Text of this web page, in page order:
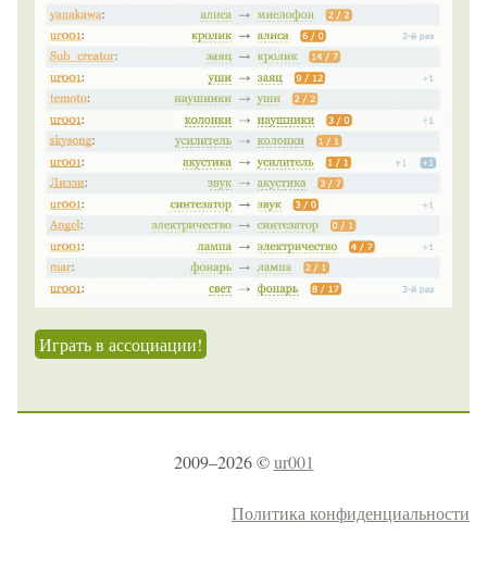
Играть в ассоциации!
2009–2026 ©ur001
Политика конфиденциальности